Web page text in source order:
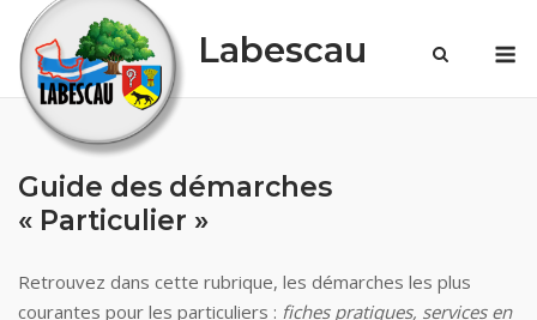
content
Labescau
Guide des démarches
« Particulier »
Retrouvez dans cette rubrique, les démarches les plus
courantes pour les particuliers : fiches pratiques, services en